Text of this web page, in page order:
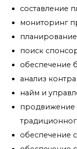
составление
мониторинг
поиск
обеспечение
анализ
найм и
продвижение
обеспечение